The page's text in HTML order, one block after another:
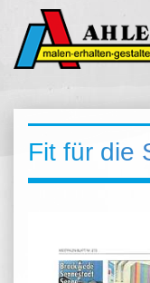
Fit für die